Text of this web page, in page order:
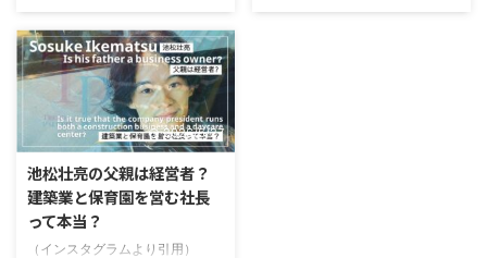
す。 目次 早坂美海は大学に進学
している？
https://twitter.com/SD ...
る上坂樹里さん。2410人の応募
者の中からオーディションを勝ち
抜き、朝ドラヒロインに抜てきさ
れたことでも話題になりました。
そんな上坂樹里さんを見て「誰か
に似ている気がする」と思った方
SNSでも「綾瀬はるかさんに似て
る！」「若い頃の仲間由紀恵さん
みたい！」といった声が見られま
す。 この記事では、上坂樹里さ
2026/5/27
池松壮亮の父親は経営者？
建築業と保育園を営む社長
って本当？
（インスタグラムより引用）